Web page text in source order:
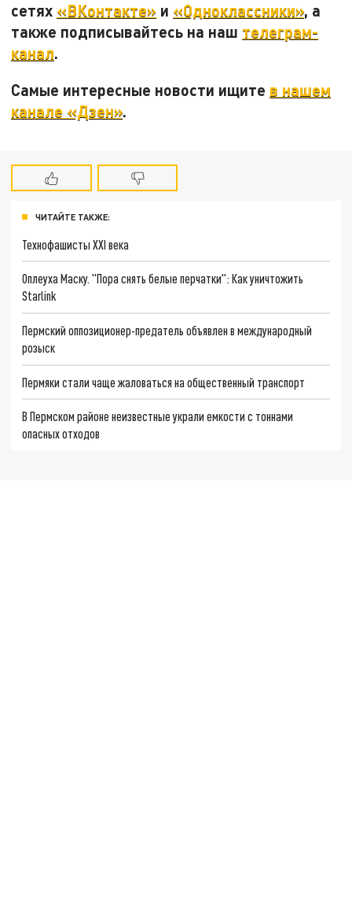
сетях «ВКонтакте» и «Одноклассники», а
также подписывайтесь на наш телеграм-
канал.
Самые интересные новости ищите в нашем
канале «Дзен».
ЧИТАЙТЕ ТАКЖЕ:
Технофашисты XXI века
Оплеуха Маску. "Пора снять белые перчатки": Как уничтожить
Starlink
Пермский оппозиционер-предатель объявлен в международный
розыск
Пермяки стали чаще жаловаться на общественный транспорт
В Пермском районе неизвестные украли емкости с тоннами
опасных отходов